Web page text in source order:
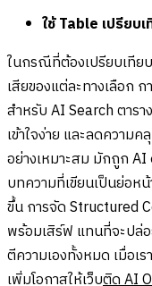
ใช้ Table เปรียบ
ในกรณีที่ต้องเปรียบเทีย
เสียของแต่ละทางเลือก
สำหรับ AI Search ตาร
เข้าใจง่าย และลดความ
อย่างเหมาะสม มักถูก AI
บทความที่เขียนเป็นย่อห
ขึ้น การจัด Structured
พร้อมเสิร์ฟ แทนที่จะปล่อ
ตีความเองทั้งหมด เมื่อเ
เพิ่มโอกาสให้เว็บติด AI